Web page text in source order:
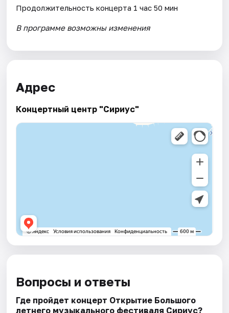
Продолжительность концерта 1 час 50 мин
В программе возможны изменения
Адрес
Концертный центр "Сириус"
Вопросы и ответы
Где пройдет концерт Открытие Большого
летнего музыкального фестиваля Сириус?